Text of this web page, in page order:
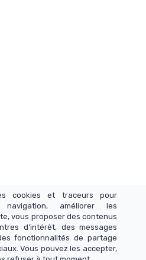
cookies et traceurs pour
améliorer les
vous proposer des contenus
d’intérêt, des messages
fonctionnalités de partage
Vous pouvez les accepter,